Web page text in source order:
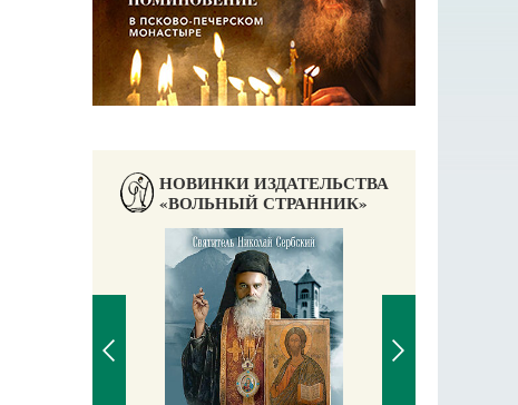
НОВИНКИ ИЗДАТЕЛЬСТВА
«ВОЛЬНЫЙ СТРАННИК»